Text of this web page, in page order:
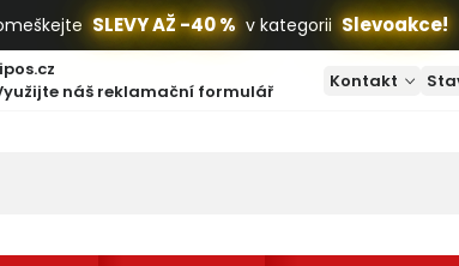
SLEVY AŽ -40 % v kategorii Slevoakce!
náš reklamační formulář Kontakt